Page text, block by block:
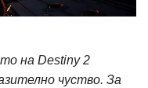
на Destiny 2
чуство. За